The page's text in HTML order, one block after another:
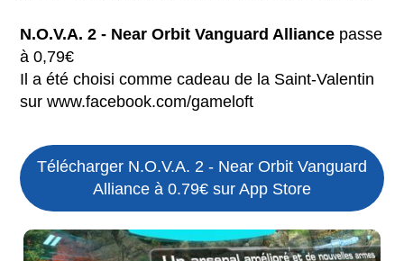
N.O.V.A. 2 - Near Orbit Vanguard Alliance passe
à 0,79€
Il a été choisi comme cadeau de la Saint-Valentin
sur www.facebook.com/gameloft
Télécharger N.O.V.A. 2 - Near Orbit Vanguard
Alliance à 0.79€ sur App Store